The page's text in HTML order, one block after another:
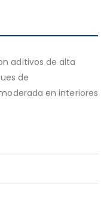
aditivos de alta
de
en interiores